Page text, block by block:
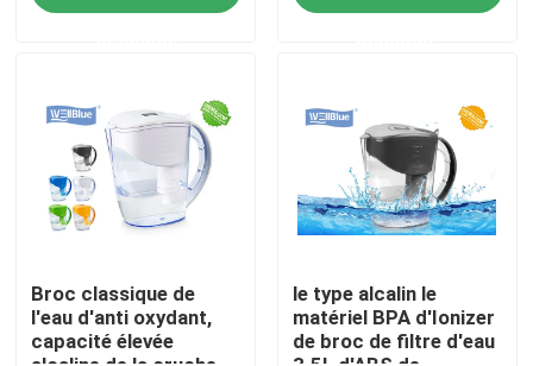
Broc de l'eau de Maxtra
bouteille d'eau alcaline
cartouches filtrantes classiques de l'eau
Broc classique de
l'eau d'anti oxydant,
capacité élevée
le type alcalin le
matériel BPA d'Ionizer
de broc de filtre d'eau